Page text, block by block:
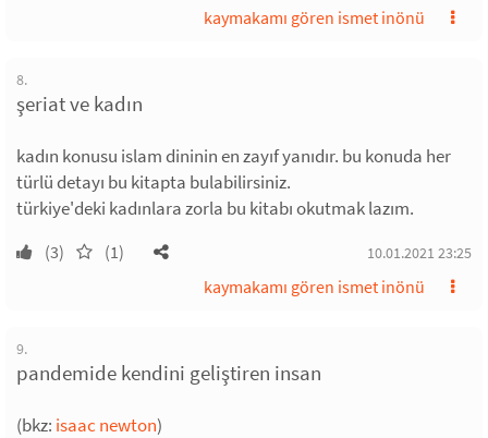
kaymakamı gören ismet inönü
8.
şeriat ve kadın
kadın konusu islam dininin en zayıf yanıdır. bu konuda her
türlü detayı bu kitapta bulabilirsiniz.
türkiye'deki kadınlara zorla bu kitabı okutmak lazım.
(3) (1) 10.01.2021 23:25
kaymakamı gören ismet inönü
9.
pandemide kendini geliştiren insan
(bkz: isaac newton)